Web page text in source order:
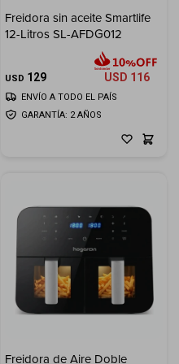
Freidora sin aceite Smartlife
12-Litros SL-AFDG012
USD 129 USD 116
GARANTÍA: 2 AÑOS
ENVÍO A TODO EL PAÍS
Freidora de Aire Doble